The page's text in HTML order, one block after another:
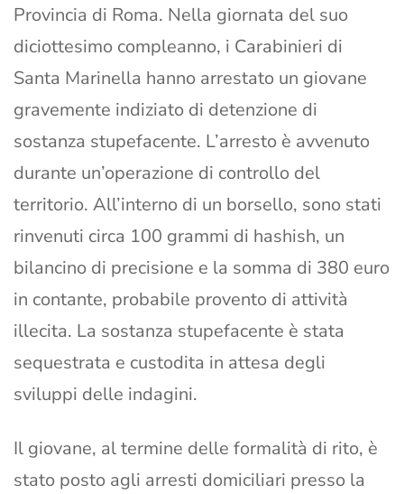
Provincia di Roma. Nella giornata del suo
diciottesimo compleanno, i Carabinieri di
Santa Marinella hanno arrestato un giovane
gravemente indiziato di detenzione di
sostanza stupefacente. L’arresto è avvenuto
durante un’operazione di controllo del
territorio. All’interno di un borsello, sono stati
rinvenuti circa 100 grammi di hashish, un
bilancino di precisione e la somma di 380 euro
in contante, probabile provento di attività
illecita. La sostanza stupefacente è stata
sequestrata e custodita in attesa degli
sviluppi delle indagini.
Il giovane, al termine delle formalità di rito, è
stato posto agli arresti domiciliari presso la